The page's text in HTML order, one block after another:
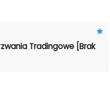
Tradingowe [Brak